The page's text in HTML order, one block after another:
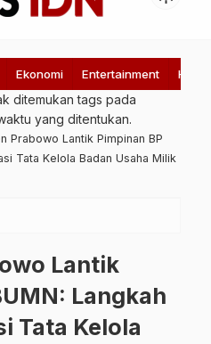
Ekonomi Entertainment
ditemukan tags pada
yang ditentukan.
Prabowo Lantik Pimpinan BP
Tata Kelola Badan Usaha Milik
Lantik
Langkah
Tata Kelola